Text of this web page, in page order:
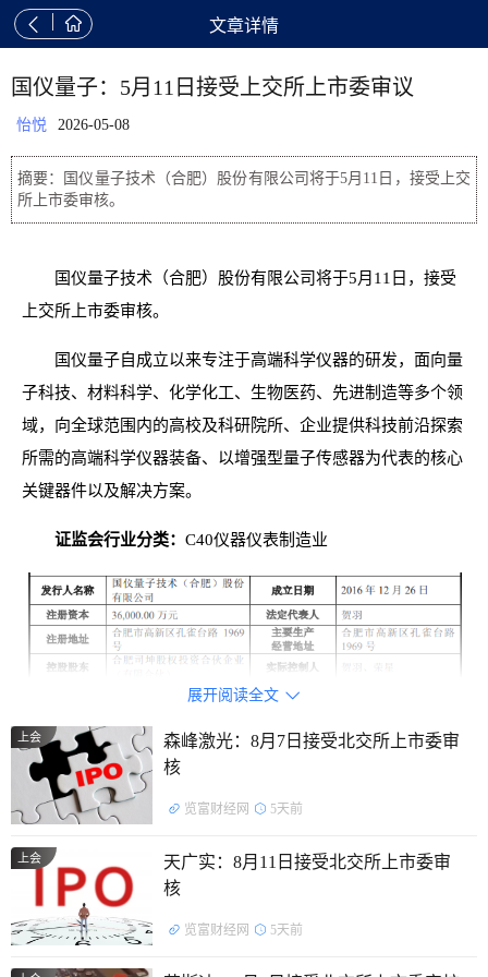
  文章详情
国仪量子：5月11日接受上交所上市委审议
怡悦 2026-05-08
摘要：国仪量子技术（合肥）股份有限公司将于5月11日，接受上交
所上市委审核。
国仪量子技术（合肥）股份有限公司将于5月11日，接受
上交所上市委审核。
国仪量子自成立以来专注于高端科学仪器的研发，面向量
子科技、材料科学、化学化工、生物医药、先进制造等多个领
域，向全球范围内的高校及科研院所、企业提供科技前沿探索
所需的高端科学仪器装备、以增强型量子传感器为代表的核心
关键器件以及解决方案。
证监会行业分类： C40仪器仪表制造业
控股股东及实际控制人：
坤直接持有公司27.20%的股份，系公司控股股东。公司的实
际控制人为贺羽、荣星，二人自2017年7月开始签署一致行动
协议。贺羽、荣星不直接持有公司股份，二人通过合肥司坤间
接控制公司27.20%表决权，同时贺羽通过合肥微扰间接控制
公司3.24%表决权、通过合肥自旋间接控制公司3.24%表决
展开阅读全文 
上会
森峰激光：8月7日接受北交所上市委审
核
览富财经网 5天前
上会
天广实：8月11日接受北交所上市委审
核
览富财经网 5天前